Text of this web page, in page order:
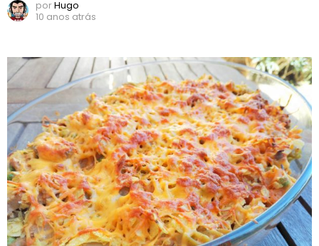
porHugo
10 anos atrás